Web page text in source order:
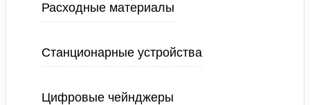
Расходные материалы
Станционарные устройства
Цифровые чейнджеры